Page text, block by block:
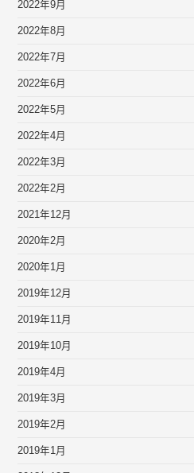
2022年9月
2022年8月
2022年7月
2022年6月
2022年5月
2022年4月
2022年3月
2022年2月
2021年12月
2020年2月
2020年1月
2019年12月
2019年11月
2019年10月
2019年4月
2019年3月
2019年2月
2019年1月